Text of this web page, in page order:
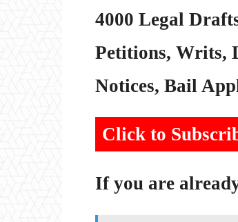
4000 Legal
Petitions, Writs,
Notices, Bail
Click to
If you are